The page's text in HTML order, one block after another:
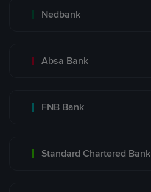
Nedbank
Absa Bank
FNB Bank
Standard Chartered Bank